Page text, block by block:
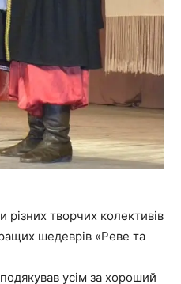
різних творчих колективів
шедеврів «Реве та
усім за хороший